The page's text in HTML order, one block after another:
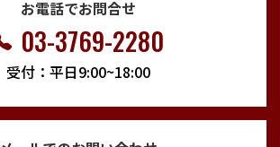
お電話でお問合せ
03-3769-2280
受付：平日9:00~18:00